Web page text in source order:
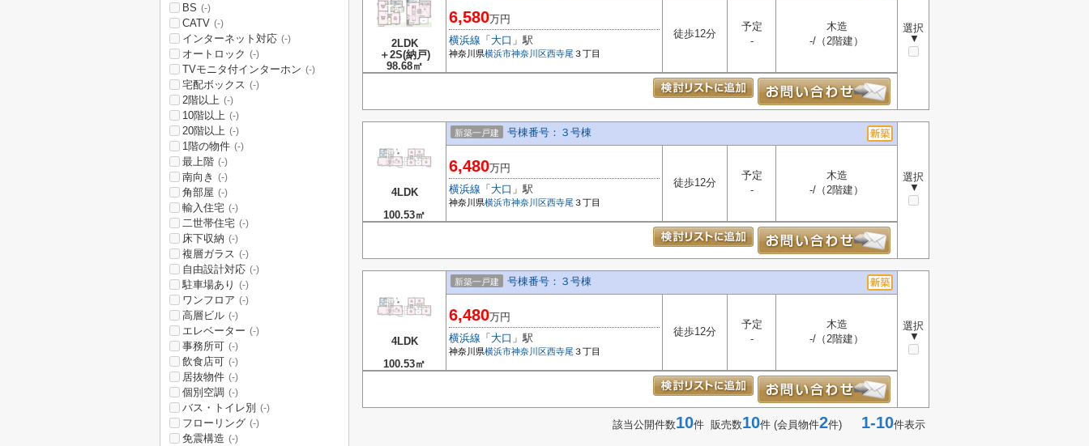
2LDK
＋2S(納戸)
98.68㎡
選択
▼
6,580万円
横浜線 「 大口 」駅
神奈川県横浜市神奈川区西寺尾 ３丁目
徒歩12分
予定
-
木造
-/（2階建）
4LDK
100.53㎡
新築一戸建 号棟番号：３号棟
選択
▼
6,480万円
横浜線 「 大口 」駅
神奈川県横浜市神奈川区西寺尾 ３丁目
徒歩12分
予定
-
木造
-/（2階建）
4LDK
100.53㎡
新築一戸建 号棟番号：３号棟
選択
▼
6,480万円
横浜線 「 大口 」駅
神奈川県横浜市神奈川区西寺尾 ３丁目
徒歩12分
予定
-
木造
-/（2階建）
該当公開件数10件 販売数10件 (会員物件2件) 1-10件表示
BS (-)
CATV (-)
インターネット対応 (-)
オートロック (-)
TVモニタ付インターホン (-)
宅配ボックス (-)
2階以上 (-)
10階以上 (-)
20階以上 (-)
1階の物件 (-)
最上階 (-)
南向き (-)
角部屋 (-)
輸入住宅 (-)
二世帯住宅 (-)
床下収納 (-)
複層ガラス (-)
自由設計対応 (-)
駐車場あり (-)
ワンフロア (-)
高層ビル (-)
エレベーター (-)
事務所可 (-)
飲食店可 (-)
居抜物件 (-)
個別空調 (-)
バス・トイレ別 (-)
フローリング (-)
免震構造 (-)